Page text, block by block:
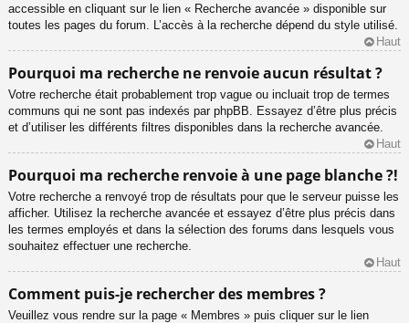
accessible en cliquant sur le lien « Recherche avancée » disponible sur
toutes les pages du forum. L’accès à la recherche dépend du style utilisé.
Haut
Pourquoi ma recherche ne renvoie aucun résultat ?
Votre recherche était probablement trop vague ou incluait trop de termes
communs qui ne sont pas indexés par phpBB. Essayez d’être plus précis
et d’utiliser les différents filtres disponibles dans la recherche avancée.
Haut
Pourquoi ma recherche renvoie à une page blanche ?!
Votre recherche a renvoyé trop de résultats pour que le serveur puisse les
afficher. Utilisez la recherche avancée et essayez d’être plus précis dans
les termes employés et dans la sélection des forums dans lesquels vous
souhaitez effectuer une recherche.
Haut
Comment puis-je rechercher des membres ?
Veuillez vous rendre sur la page « Membres » puis cliquer sur le lien